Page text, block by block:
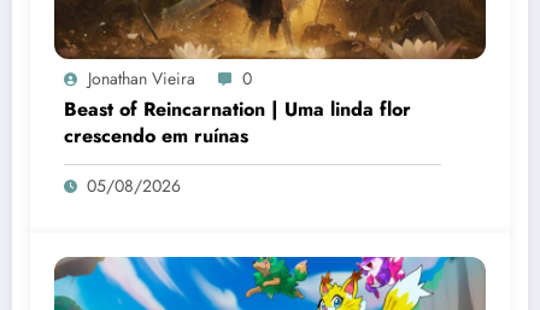
Jonathan Vieira 0
Beast of Reincarnation | Uma linda flor
crescendo em ruínas
05/08/2026